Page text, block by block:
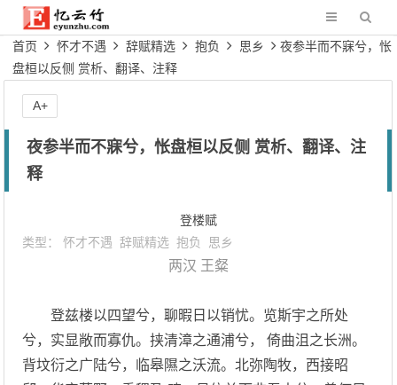
首页 怀才不遇 辞赋精选 抱负 思乡
夜参半而不寐兮，怅
盘桓以反侧 赏析、翻译、注释
夜参半而不寐兮，怅盘桓以反侧 赏析、翻译、注
释
登楼赋
类型：怀才不遇 辞赋精选 抱负 思乡
两汉 王粲
登兹楼以四望兮，聊暇日以销忧。览斯宇之所处
兮，实显敞而寡仇。挟清漳之通浦兮， 倚曲沮之长洲。
背坟衍之广陆兮，临皋隰之沃流。北弥陶牧，西接昭
A+